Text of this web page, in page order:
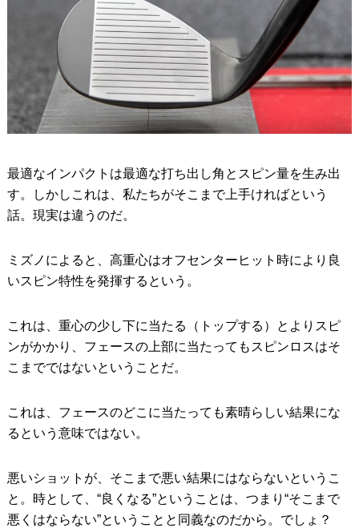
最適なインパクトは最適な打ち出し角とスピン量を生み出
す。しかしこれは、私たちがそこまで上手ければという
話。現実は違うのだ。
ミズノによると、高重心はオフセンターヒット時により良
いスピン特性を発揮するという。
これは、重心の少し下に当たる（トップする）とよりスピ
ンがかかり、フェースの上部に当たってもスピンロスはそ
こまでではないということだ。
これは、フェースのどこに当たっても素晴らしい結果にな
るという意味ではない。
悪いショットが、そこまで悪い結果にはならないというこ
と。時として、“良くなる”ということは、つまり“そこまで
悪くはならない”ということと同義なのだから。でしょ？